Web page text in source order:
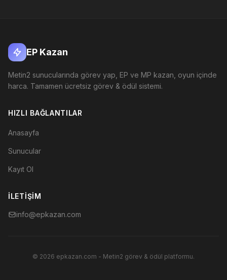
EP Kazan
Metin2 sunucularında görev yap, EP ve MP kazan, oyun içinde
harca. Tamamen ücretsiz görev & ödül sistemi.
HIZLI BAĞLANTILAR
Anasayfa
Sunucular
Kayıt Ol
İLETIŞIM
info@epkazan.com
© 2026 epkazan.com - Metin2 görev & ödül platformu.